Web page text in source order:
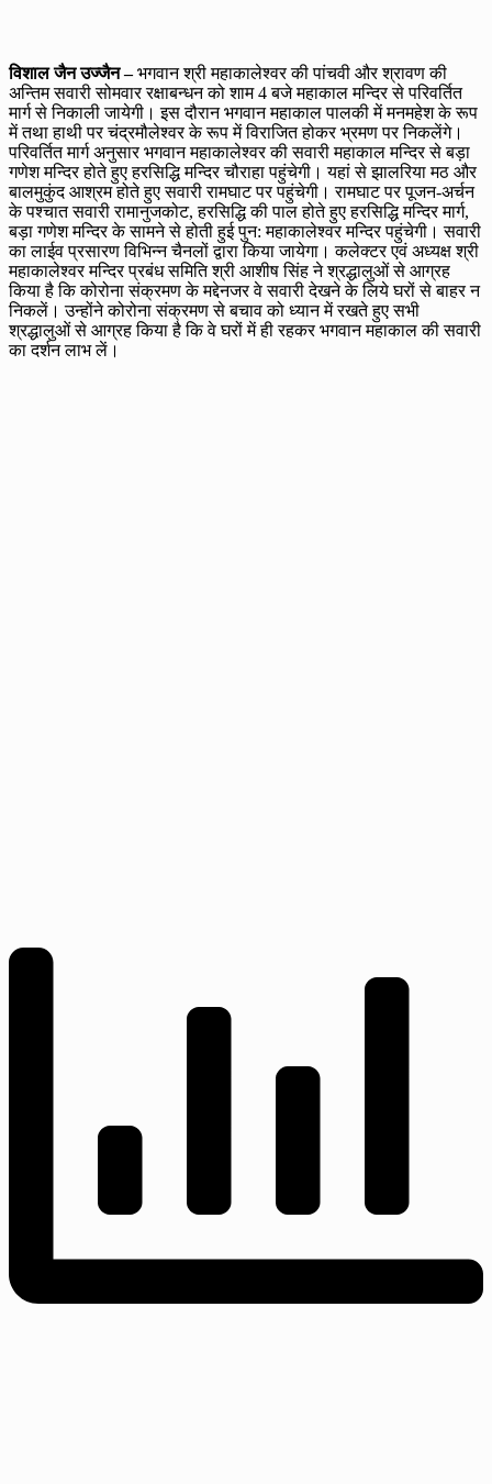
विशाल जैन उज्जैन –भगवान श्री महाकालेश्वर की पांचवी और श्रावण की
अन्तिम सवारी सोमवार रक्षाबन्धन को शाम 4 बजे महाकाल मन्दिर से परिवर्तित
मार्ग से निकाली जायेगी। इस दौरान भगवान महाकाल पालकी में मनमहेश के रूप
में तथा हाथी पर चंद्रमौलेश्वर के रूप में विराजित होकर भ्रमण पर निकलेंगे।
परिवर्तित मार्ग अनुसार भगवान महाकालेश्वर की सवारी महाकाल मन्दिर से बड़ा
गणेश मन्दिर होते हुए हरसिद्धि मन्दिर चौराहा पहुंचेगी। यहां से झालरिया मठ और
बालमुकुंद आश्रम होते हुए सवारी रामघाट पर पहुंचेगी। रामघाट पर पूजन-अर्चन
के पश्चात सवारी रामानुजकोट, हरसिद्धि की पाल होते हुए हरसिद्धि मन्दिर मार्ग,
बड़ा गणेश मन्दिर के सामने से होती हुई पुन: महाकालेश्वर मन्दिर पहुंचेगी। सवारी
का लाईव प्रसारण विभिन्न चैनलों द्वारा किया जायेगा। कलेक्टर एवं अध्यक्ष श्री
महाकालेश्वर मन्दिर प्रबंध समिति श्री आशीष सिंह ने श्रद्धालुओं से आग्रह
किया है कि कोरोना संक्रमण के मद्देनजर वे सवारी देखने के लिये घरों से बाहर न
निकलें। उन्होंने कोरोना संक्रमण से बचाव को ध्यान में रखते हुए सभी
श्रद्धालुओं से आग्रह किया है कि वे घरों में ही रहकर भगवान महाकाल की सवारी
का दर्शन लाभ लें।